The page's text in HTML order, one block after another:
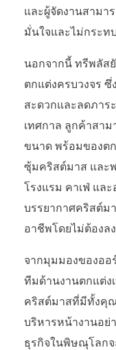
และผู้จัดงานสามา
มั่นใจและไม่กระท
นอกจากนี้ ทรีพลัส
ตกแต่งครบวงจร
สะดวกและลดภาร
เทศกาล ลูกค้าสา
ขนาด พร้อมของต
ซุ้มคริสต์มาส และ
โรงแรม คาเฟ่ แล
บรรยากาศคริสต์ม
อาชีพโดยไม่ต้อง
จากมุมมองของออ
ทีมด้านงานตกแต่ง
คริสต์มาสที่มีทั้งคุ
บริหารหน้างานอย่
ธุรกิจในพิษณุโลกจ